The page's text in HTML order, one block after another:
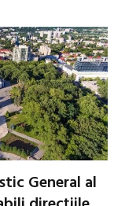
General al